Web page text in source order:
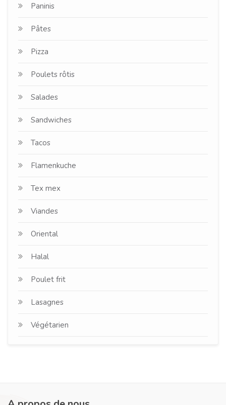
Paninis
Pâtes
Pizza
Poulets rôtis
Salades
Sandwiches
Tacos
Flamenkuche
Tex mex
Viandes
Oriental
Halal
Poulet frit
Lasagnes
Végétarien